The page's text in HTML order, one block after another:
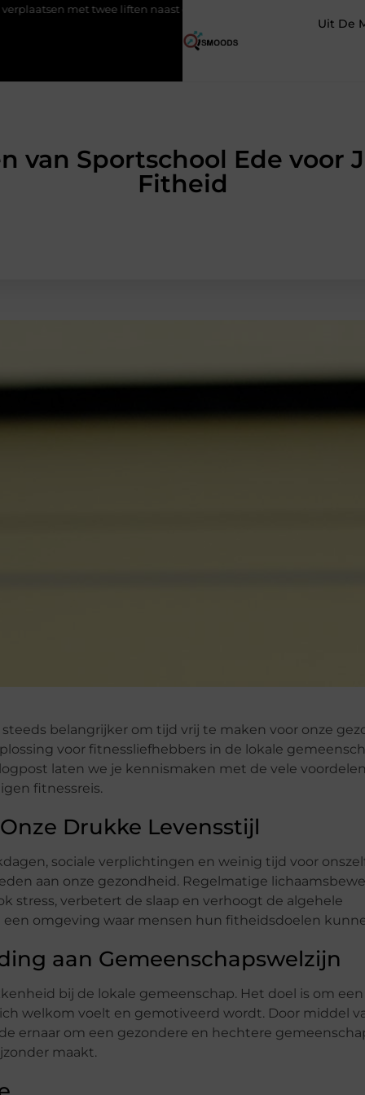
twee liften naast elkaar Voordelen van elektrische fietsen
Uit De
van Sportschool Ede voor
Fitheid
belangrijker om tijd vrij te maken voor onze
voor fitnessliefhebbers in de lokale
laten we je kennismaken met de vele
fitnessreis.
Drukke Levensstijl
sociale verplichtingen en weinig tijd voor
aan onze gezondheid. Regelmatige
stress, verbetert de slaap en verhoogt de algehele
omgeving waar mensen hun fitheidsdoelen
aan Gemeenschapswelzijn
bij de lokale gemeenschap. Het doel is om
welkom voelt en gemotiveerd wordt. Door middel
ernaar om een gezondere en hechtere
maakt.